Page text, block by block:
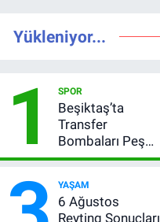
Yükleniyor...
1 SPOR
Beşiktaş’ta
Transfer
Bombaları Peş
Peşe! Adalı
Açıkladı, 5 Yıldız
Daha Listede
YAŞAM
6 Ağustos
Reyting Sonuçları